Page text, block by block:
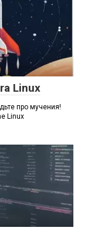
Linux
про мучения!
Linux